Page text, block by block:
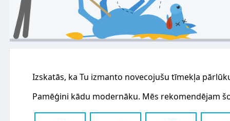
Izskatās, ka Tu izmanto novecojušu tīmekļa
Pamēģini kādu modernāku. Mēs rekomendējam